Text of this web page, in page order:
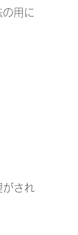
用に
がされ